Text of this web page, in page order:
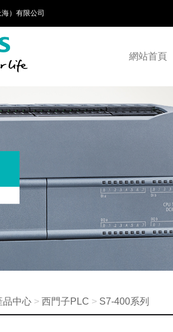
）有限公司
網站首頁
品中心 > 西門子PLC > S7-400系列